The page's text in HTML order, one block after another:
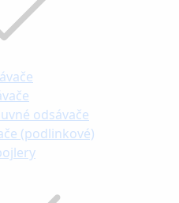
odsávače
(podlinkové)